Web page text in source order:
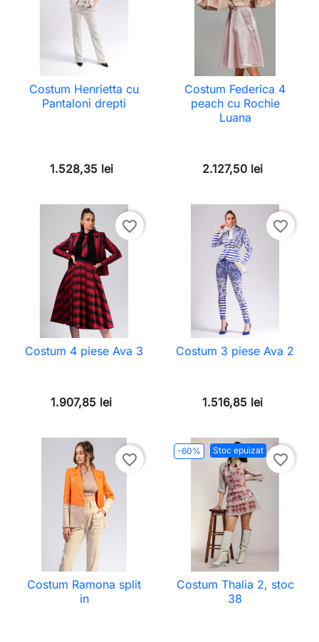
Costum Henrietta cu
Pantaloni drepti
1.528,35 lei
Costum Federica 4
peach cu Rochie
Luana
2.127,50 lei
favorite_border
Costum 4 piese Ava 3
1.907,85 lei
favorite_border
Costum 3 piese Ava 2
1.516,85 lei
favorite_border
Costum Ramona split
in
-60% Stoc epuizat
favorite_border
Costum Thalia 2, stoc
38